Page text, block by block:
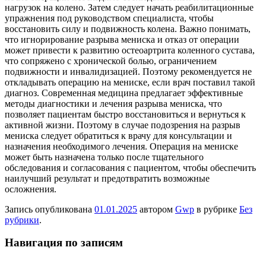
нагрузок на колено. Затем следует начать реабилитационные
упражнения под руководством специалиста, чтобы
восстановить силу и подвижность колена. Важно понимать,
что игнорирование разрыва мениска и отказ от операции
может привести к развитию остеоартрита коленного сустава,
что сопряжено с хронической болью, ограничением
подвижности и инвалидизацией. Поэтому рекомендуется не
откладывать операцию на мениске, если врач поставил такой
диагноз. Современная медицина предлагает эффективные
методы диагностики и лечения разрыва мениска, что
позволяет пациентам быстро восстановиться и вернуться к
активной жизни. Поэтому в случае подозрения на разрыв
мениска следует обратиться к врачу для консультации и
назначения необходимого лечения. Операция на мениске
может быть назначена только после тщательного
обследования и согласования с пациентом, чтобы обеспечить
наилучший результат и предотвратить возможные
осложнения.
Запись опубликована 01.01.2025 автором Gwp в рубрике Без
рубрики.
Навигация по записям